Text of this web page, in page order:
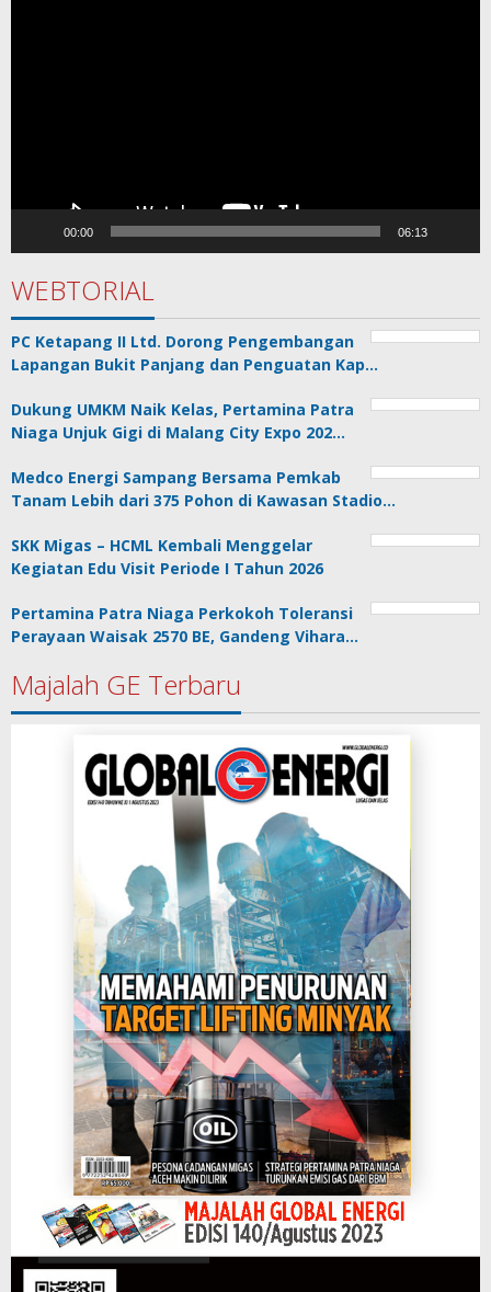
00:00 06:13
WEBTORIAL
PC Ketapang II Ltd. Dorong Pengembangan
Lapangan Bukit Panjang dan Penguatan Kap…
Dukung UMKM Naik Kelas, Pertamina Patra
Niaga Unjuk Gigi di Malang City Expo 202…
Medco Energi Sampang Bersama Pemkab
Tanam Lebih dari 375 Pohon di Kawasan Stadio…
SKK Migas – HCML Kembali Menggelar
Kegiatan Edu Visit Periode I Tahun 2026
Pertamina Patra Niaga Perkokoh Toleransi
Perayaan Waisak 2570 BE, Gandeng Vihara…
Majalah GE Terbaru